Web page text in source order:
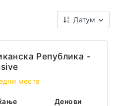
Датум
Денови
Република -
места